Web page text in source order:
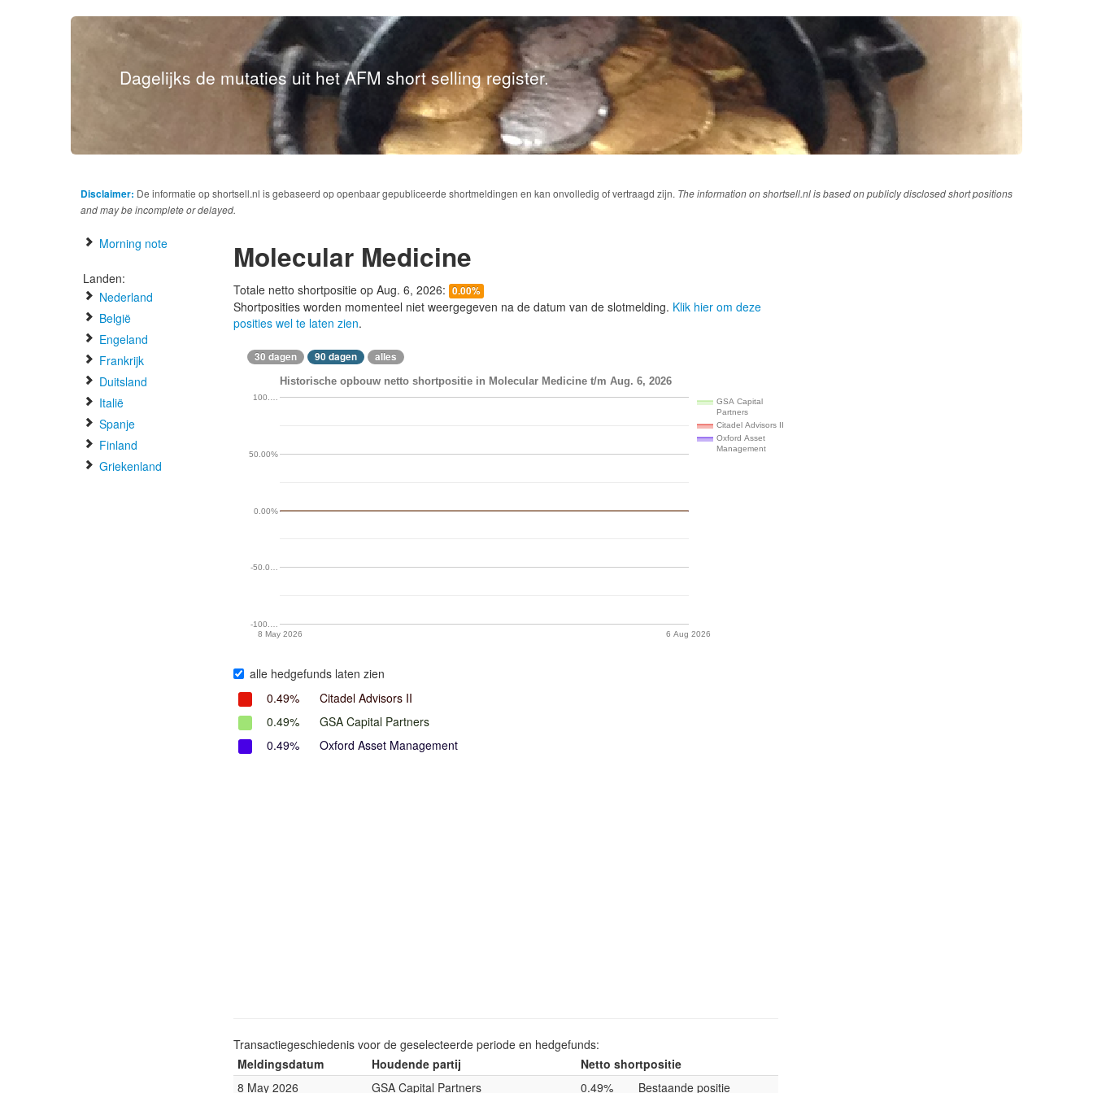
Dagelijks de mutaties uit het AFM short selling register.
Disclaimer: De informatie op shortsell.nl is gebaseerd op openbaar gepubliceerde shortmeldingen en kan onvolledig of vertraagd zijn. The information on shortsell.nl is based on publicly disclosed short positions
and may be incomplete or delayed.
Morning note
Landen:
Nederland
België
Engeland
Frankrijk
Duitsland
Italië
Spanje
Finland
Griekenland
Molecular Medicine
Totale netto shortpositie op Aug. 6, 2026: 0.00%
Shortposities worden momenteel niet weergegeven na de datum van de slotmelding. Klik hier om deze
posities wel te laten zien.
30 dagen 90 dagen alles
Historische opbouw netto shortpositie in Molecular Medicine t/m Aug. 6, 2026
GSA Capital
Partners
Citadel Advisors II
Oxford Asset
Management
8 May 2026 6 Aug 2026
-100.…
-50.0…
0.00%
50.00%
100.…
alle hedgefunds laten zien
0.49%
Citadel Advisors II
0.49%
GSA Capital Partners
0.49%
Oxford Asset Management
Transactiegeschiedenis voor de geselecteerde periode en hedgefunds:
Meldingsdatum
Houdende partij
Netto shortpositie
8 May 2026
GSA Capital Partners 0.49% Bestaande positie